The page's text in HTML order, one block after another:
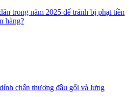
trong năm 2025 để tránh bị phạt tiền
hàng?
chấn thương đầu gối và lưng